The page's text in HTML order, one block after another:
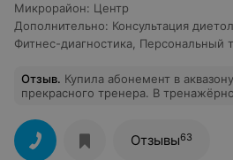
Микрорайон: Центр
Дополнительно: Консультация
Фитнес-диагностика, Персональный
Отзыв. Купила абонемент в
прекрасного тренера. В
большое спасибо за продуктивные
понравился индивидуальный
отношение! Теперь ходим к нему
Отзывы63